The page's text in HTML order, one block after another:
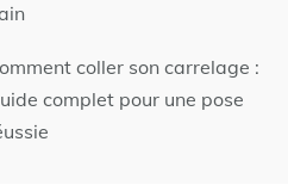
coller son carrelage :
complet pour une pose